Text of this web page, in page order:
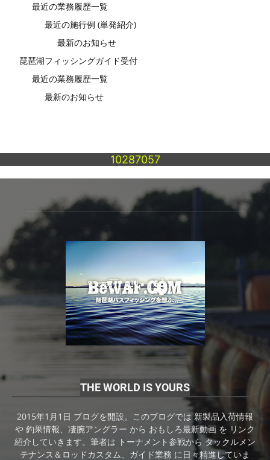
最近の業務履歴一覧
最近の施行例 (単発紹介)
最新のお知らせ
琵琶湖フィッシングガイド受付
最近の業務履歴一覧
最新のお知らせ
10287057
THE WORLD IS YOURS
2015年1月1日 ブログを開設。このブログでは 新製品入荷情報
や 釣果情報、凄腕アングラー から おもしろ最新動画 を リンク
紹介していきます。筆者は トーナメント参戦から タックルメン
テナンス＆ロッドカスタム、ガイド業務 に日々精進していま